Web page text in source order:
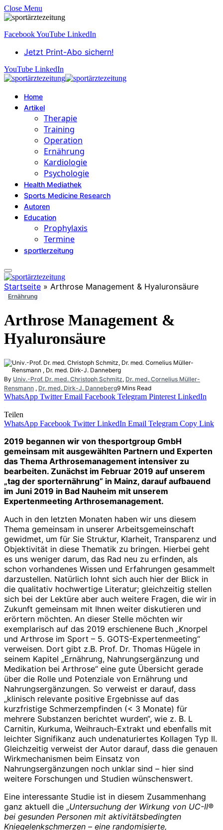
Close Menu
FacebookYouTube LinkedIn
Jetzt Print-Abo sichern!
YouTube LinkedIn
Home
Artikel
Therapie
Training
Operation
Ernährung
Kardiologie
Psychologie
Health Mediathek
Sports Medicine Research
Autoren
Education
Prophylaxis
Termine
sportlerzeitung
Startseite » Arthrose Management & Hyaluronsäure
Ernährung
Arthrose Management &
Hyaluronsäure
By Univ.-Prof. Dr. med. Christoph Schmitz, Dr. med. Cornelius Müller-
Rensmann , Dr. med. Dirk-J. Danneberg9 Mins Read
WhatsApp Twitter Email Facebook Telegram Pinterest LinkedIn
Teilen
WhatsApp Facebook Twitter LinkedIn Email Telegram Copy Link
2019 begannen wir von thesportgroup GmbH
gemeinsam mit ausgewählten Partnern und Experten
das Thema Arthrosemanagement intensiver zu
bearbeiten. Zunächst im Februar 2019 auf unserem
„tag der sporternährung“ in Mainz, darauf aufbauend
im Juni 2019 in Bad Nauheim mit unserem
Expertenmeeting Arthrosemanagement.
Auch in den letzten Monaten haben wir uns diesem
Thema gemeinsam in unserer Arbeitsgemeinschaft
gewidmet, um für Sie Struktur, Klarheit, Transparenz und
Objektivität in diese Thematik zu bringen. Hierbei geht
es uns weniger darum, das Rad neu zu erfinden, als
schon vorhandenes Wissen und Erfahrungen gesammelt
darzustellen. Natürlich lohnt sich auch hier der Blick in
die qualitativ hochwertige Literatur; gleichzeitig stellen
sich bei der Lektüre aber auch weitere Fragen, die wir in
Zukunft gemeinsam mit Ihnen weiter diskutieren und
erörtern möchten. An dieser Stelle möchten wir
exemplarisch auf das 2019 erschienene Buch „Knorpel
und Arthrose im Sport – 5. GOTS-Expertenmeeting“
verweisen. Dort gibt z.B. Prof. Dr. Thomas Hügele in
seinem Kapitel „Ernährung, Nahrungsergänzung und
Medikation bei Arthrose“ eine gute Übersicht gerade
über die Rolle und Potenziale von Ernährung und
Nahrungsergänzungen. So verweist er darauf, dass
„klinisch relevante positive Ergebnisse auf das
kurzfristige Schmerzempfinden (< 3 Monate) für
mehrere Substanzen berichtet wurden“, wie z. B. L
Carnitin, Kurkuma, Weihrauch-Extrakt und ebenfalls mit
leichter Signifikanz auch undenaturiertes Kollagen Typ II.
Gleichzeitig verweist der Autor darauf, dass die genauen
Wirkmechanismen beim Einsatz von
Nahrungsergänzungen noch unklar sind – hier sind
weitere Forschungen und Studien wünschenswert.
Eine interessante Studie ist in diesem Zusammenhang
ganz aktuell die „Untersuchung der Wirkung von UC-II®
bei gesunden Personen mit aktivitätsbedingten
Kniegelenkschmerzen – eine randomisierte,